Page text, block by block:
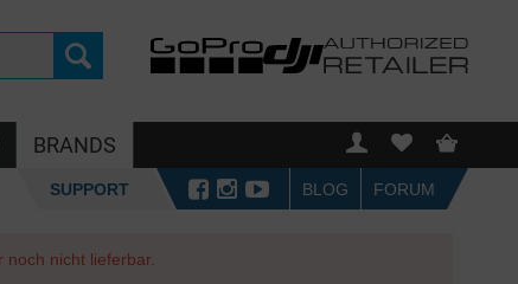
BRANDS
SUPPORT BLOG FORUM
nicht lieferbar.